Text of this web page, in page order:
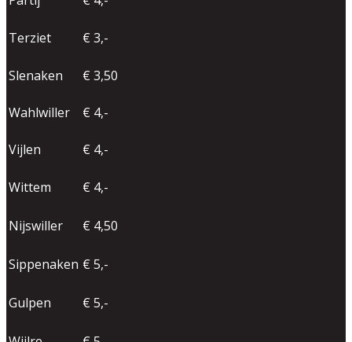
Terziet € 3,-
Slenaken € 3,50
Wahlwiller € 4,-
Vijlen € 4,-
Wittem € 4,-
Nijswiller € 4,50
Sippenaken € 5,-
Gulpen € 5,-